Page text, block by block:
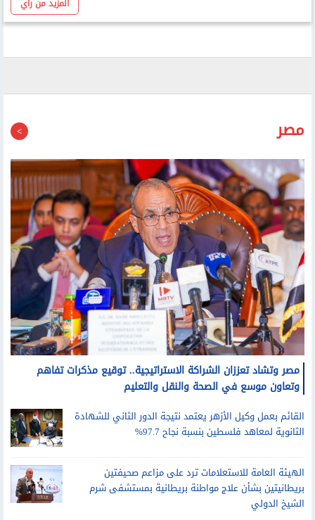
المزيد من راي
مصر
مصر وتشاد تعززان الشراكة الاستراتيجية.. توقيع مذكرات تفاهم
وتعاون موسع في الصحة والنقل والتعليم
القائم بعمل وكيل الأزهر يعتمد نتيجة الدور الثاني للشهادة
الثانوية لمعاهد فلسطين بنسبة نجاح 97.7%
الهيئة العامة للاستعلامات ترد على مزاعم صحيفتين
بريطانيتين بشأن علاج مواطنة بريطانية بمستشفى شرم
الشيخ الدولي